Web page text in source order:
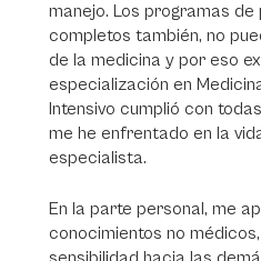
manejo. Los programas
completos también, no
de la medicina y por eso
especialización en
Intensivo cumplió con
me he enfrentado en la
especialista.
En la parte personal, me
conocimientos no